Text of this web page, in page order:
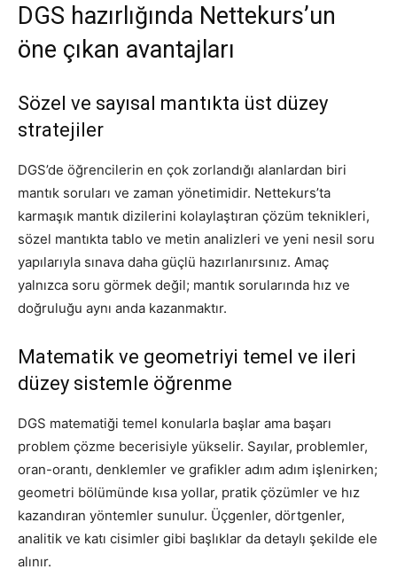
DGS hazırlığında Nettekurs’un
öne çıkan avantajları
Sözel ve sayısal mantıkta üst düzey
stratejiler
DGS’de öğrencilerin en çok zorlandığı alanlardan biri
mantık soruları ve zaman yönetimidir. Nettekurs’ta
karmaşık mantık dizilerini kolaylaştıran çözüm teknikleri,
sözel mantıkta tablo ve metin analizleri ve yeni nesil soru
yapılarıyla sınava daha güçlü hazırlanırsınız. Amaç
yalnızca soru görmek değil; mantık sorularında hız ve
doğruluğu aynı anda kazanmaktır.
Matematik ve geometriyi temel ve ileri
düzey sistemle öğrenme
DGS matematiği temel konularla başlar ama başarı
problem çözme becerisiyle yükselir. Sayılar, problemler,
oran-orantı, denklemler ve grafikler adım adım işlenirken;
geometri bölümünde kısa yollar, pratik çözümler ve hız
kazandıran yöntemler sunulur. Üçgenler, dörtgenler,
analitik ve katı cisimler gibi başlıklar da detaylı şekilde ele
alınır.